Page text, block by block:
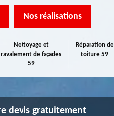
Nos réalisations
Nettoyage et
ravalement de façades
59
Réparation de
toiture 59
devis gratuitement